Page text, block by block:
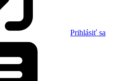
Prihlásiť sa